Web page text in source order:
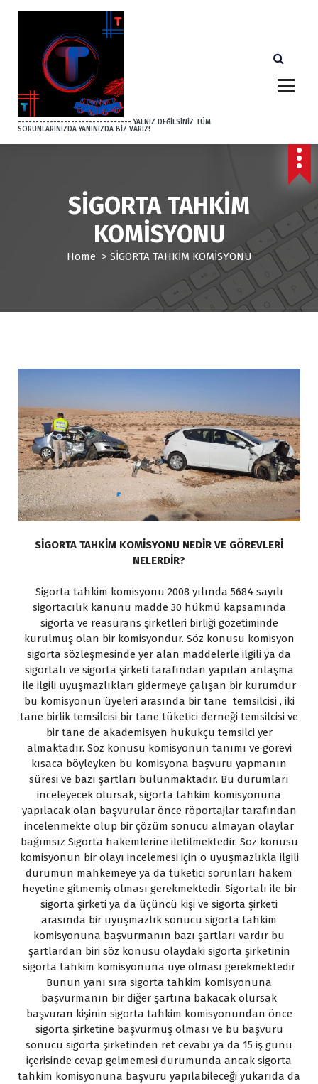
t
-------------------------------- YALNIZ DEĞİLSİNİZ TÜM
SORUNLARINIZDA YANINIZDA BİZ VARIZ!
SİGORTA TAHKİM
KOMİSYONU
Home > SİGORTA TAHKİM KOMİSYONU
SİGORTA TAHKİM KOMİSYONU NEDİR VE GÖREVLERİ
NELERDİR?
Sigorta tahkim komisyonu 2008 yılında 5684 sayılı
sigortacılık kanunu madde 30 hükmü kapsamında
sigorta ve reasürans şirketleri birliği gözetiminde
kurulmuş olan bir komisyondur. Söz konusu komisyon
sigorta sözleşmesinde yer alan maddelerle ilgili ya da
sigortalı ve sigorta şirketi tarafından yapılan anlaşma
ile ilgili uyuşmazlıkları gidermeye çalışan bir kurumdur
bu komisyonun üyeleri arasında bir tane temsilcisi , iki
tane birlik temsilcisi bir tane tüketici derneği temsilcisi ve
bir tane de akademisyen hukukçu temsilci yer
almaktadır. Söz konusu komisyonun tanımı ve görevi
kısaca böyleyken bu komisyona başvuru yapmanın
süresi ve bazı şartları bulunmaktadır. Bu durumları
inceleyecek olursak, sigorta tahkim komisyonuna
yapılacak olan başvurular önce röportajlar tarafından
incelenmekte olup bir çözüm sonucu almayan olaylar
bağımsız Sigorta hakemlerine iletilmektedir. Söz konusu
komisyonun bir olayı incelemesi için o uyuşmazlıkla ilgili
durumun mahkemeye ya da tüketici sorunları hakem
heyetine gitmemiş olması gerekmektedir. Sigortalı ile bir
sigorta şirketi ya da üçüncü kişi ve sigorta şirketi
arasında bir uyuşmazlık sonucu sigorta tahkim
komisyonuna başvurmanın bazı şartları vardır bu
şartlardan biri söz konusu olaydaki sigorta şirketinin
sigorta tahkim komisyonuna üye olması gerekmektedir
Bunun yanı sıra sigorta tahkim komisyonuna
başvurmanın bir diğer şartına bakacak olursak
başvuran kişinin sigorta tahkim komisyonundan önce
sigorta şirketine başvurmuş olması ve bu başvuru
sonucu sigorta şirketinden ret cevabı ya da 15 iş günü
içerisinde cevap gelmemesi durumunda ancak sigorta
tahkim komisyonuna başvuru yapılabileceği yukarıda da